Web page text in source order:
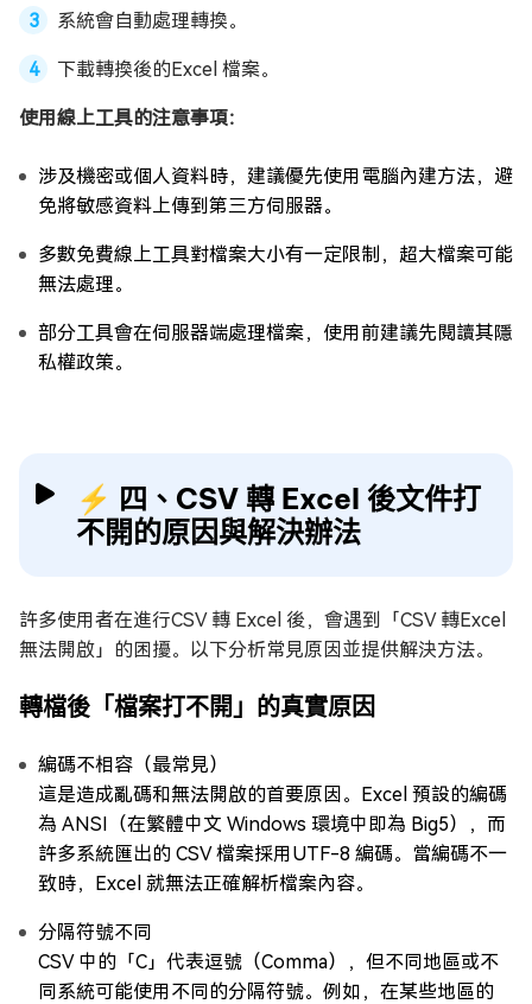
系統會自動處理轉換。
下載轉換後的Excel 檔案。
使用線上工具的注意事項：
涉及機密或個人資料時，建議優先使用電腦內建方法，避
免將敏感資料上傳到第三方伺服器。
多數免費線上工具對檔案大小有一定限制，超大檔案可能
無法處理。
部分工具會在伺服器端處理檔案，使用前建議先閱讀其隱
私權政策。
⚡ 四、CSV 轉 Excel 後文件打
不開的原因與解決辦法
許多使用者在進行CSV 轉 Excel 後，會遇到「CSV 轉Excel
無法開啟」的困擾。以下分析常見原因並提供解決方法。
轉檔後「檔案打不開」的真實原因
編碼不相容（最常見）
這是造成亂碼和無法開啟的首要原因。Excel 預設的編碼
為 ANSI（在繁體中文 Windows 環境中即為 Big5），而
許多系統匯出的 CSV 檔案採用UTF-8 編碼。當編碼不一
致時，Excel 就無法正確解析檔案內容。
分隔符號不同
CSV 中的「C」代表逗號（Comma），但不同地區或不
同系統可能使用不同的分隔符號。例如，在某些地區的